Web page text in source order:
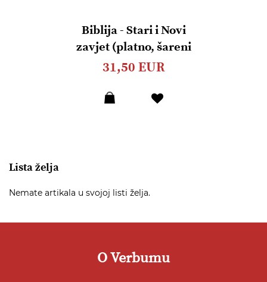
Biblija - Stari i Novi
zavjet (platno, šareni
uvez)
31,50 EUR
Lista želja
Nemate artikala u svojoj listi želja.
O Verbumu